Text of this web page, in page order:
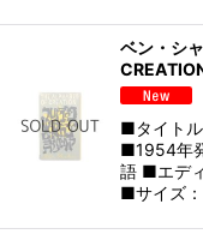
ベン・シ
■タイトル
■1954年
語 ■エデ
■サイズ